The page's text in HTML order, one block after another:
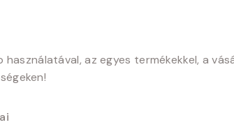
az egyes termékekkel, a